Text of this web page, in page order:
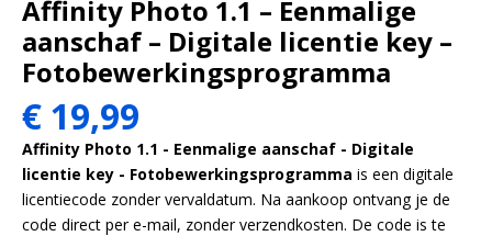
Affinity Photo 1.1 – Eenmalige
aanschaf – Digitale licentie key –
Fotobewerkingsprogramma
Oorspronkelijke
prijs
was:
€ 23,00.
€ 19,99
prijs
is:
€ 19,99.
Affinity Photo 1.1 - Eenmalige aanschaf - Digitale
licentie key - Fotobewerkingsprogramma is een digitale
licentiecode zonder vervaldatum. Na aankoop ontvang je de
code direct per e-mail, zonder verzendkosten. De code is te